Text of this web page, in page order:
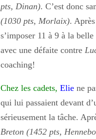
pts, Dinan). C’est donc
(1030 pts, Morlaix).
s’imposer 11 à 9 à la
avec une défaite contre
coaching!
Chez les cadets, Elie ne
qui lui passaient devant
sérieusement la tâche.
Breton (1452 pts,